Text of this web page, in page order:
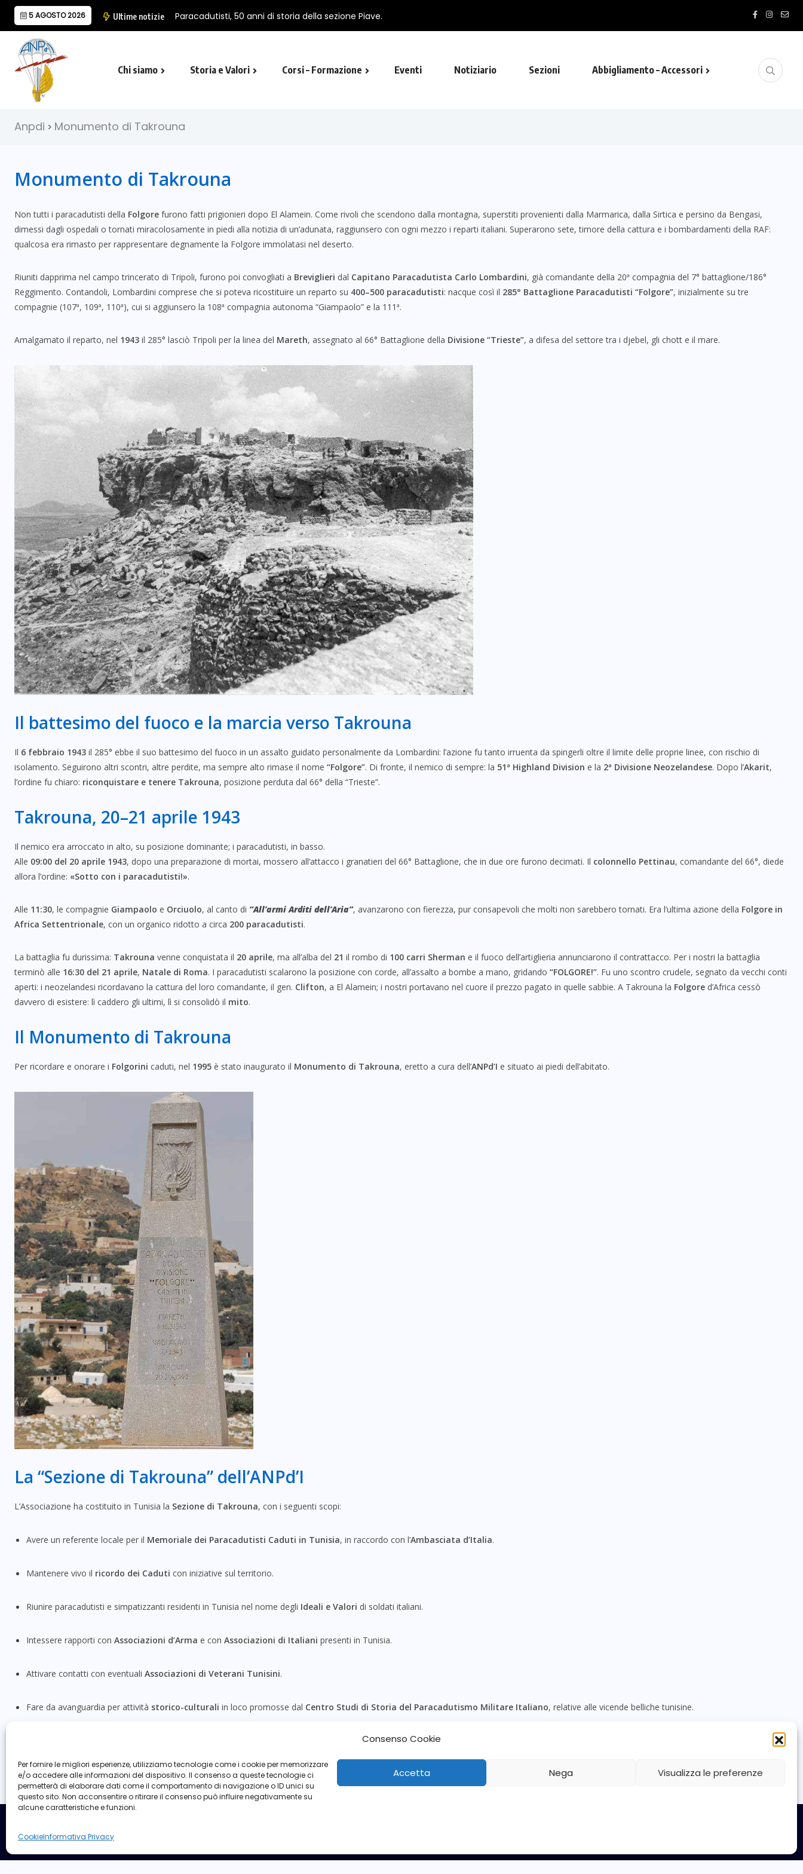
Consenso Cookie
Per fornire le migliori esperienze, utilizziamo tecnologie come i cookie per memorizzare
e/o accedere alle informazioni del dispositivo. Il consenso a queste tecnologie ci
permetterà di elaborare dati come il comportamento di navigazione o ID unici su
questo sito. Non acconsentire o ritirare il consenso può influire negativamente su
alcune caratteristiche e funzioni.
Accetta Nega Visualizza le preferenze
CookieInformativa Privacy
5 AGOSTO 2026 Ultime notizie
Paracadutisti, 50 anni di storia della sezione Piave.
Chi siamo Storia e Valori Corsi – Formazione Eventi Notiziario Sezioni Abbigliamento – Accessori
Anpdi > Monumento di Takrouna
Monumento di Takrouna
Non tutti i paracadutisti della Folgore furono fatti prigionieri dopo El Alamein. Come rivoli che scendono dalla montagna, superstiti provenienti dalla Marmarica, dalla Sirtica e persino da Bengasi,
dimessi dagli ospedali o tornati miracolosamente in piedi alla notizia di un’adunata, raggiunsero con ogni mezzo i reparti italiani. Superarono sete, timore della cattura e i bombardamenti della RAF:
qualcosa era rimasto per rappresentare degnamente la Folgore immolatasi nel deserto.
Riuniti dapprima nel campo trincerato di Tripoli, furono poi convogliati a Breviglieri dal Capitano Paracadutista Carlo Lombardini, già comandante della 20ª compagnia del 7° battaglione/186°
Reggimento. Contandoli, Lombardini comprese che si poteva ricostituire un reparto su 400–500 paracadutisti: nacque così il 285° Battaglione Paracadutisti “Folgore”, inizialmente su tre
compagnie (107ª, 109ª, 110ª), cui si aggiunsero la 108ª compagnia autonoma “Giampaolo” e la 111ª.
Amalgamato il reparto, nel 1943 il 285° lasciò Tripoli per la linea del Mareth, assegnato al 66° Battaglione della Divisione “Trieste”, a difesa del settore tra i djebel, gli chott e il mare.
Il battesimo del fuoco e la marcia verso Takrouna
Il 6 febbraio 1943 il 285° ebbe il suo battesimo del fuoco in un assalto guidato personalmente da Lombardini: l’azione fu tanto irruenta da spingerli oltre il limite delle proprie linee, con rischio di
isolamento. Seguirono altri scontri, altre perdite, ma sempre alto rimase il nome “Folgore”. Di fronte, il nemico di sempre: la 51ª Highland Division e la 2ª Divisione Neozelandese. Dopo l’Akarit,
l’ordine fu chiaro: riconquistare e tenere Takrouna, posizione perduta dal 66° della “Trieste”.
Takrouna, 20–21 aprile 1943
Il nemico era arroccato in alto, su posizione dominante; i paracadutisti, in basso.
Alle 09:00 del 20 aprile 1943, dopo una preparazione di mortai, mossero all’attacco i granatieri del 66° Battaglione, che in due ore furono decimati. Il colonnello Pettinau, comandante del 66°, diede
allora l’ordine: «Sotto con i paracadutisti!».
Alle 11:30, le compagnie Giampaolo e Orciuolo, al canto di “All’armi Arditi dell’Aria”, avanzarono con fierezza, pur consapevoli che molti non sarebbero tornati. Era l’ultima azione della Folgore in
Africa Settentrionale, con un organico ridotto a circa 200 paracadutisti.
La battaglia fu durissima: Takrouna venne conquistata il 20 aprile, ma all’alba del 21 il rombo di 100 carri Sherman e il fuoco dell’artiglieria annunciarono il contrattacco. Per i nostri la battaglia
terminò alle 16:30 del 21 aprile, Natale di Roma. I paracadutisti scalarono la posizione con corde, all’assalto a bombe a mano, gridando “FOLGORE!”. Fu uno scontro crudele, segnato da vecchi conti
aperti: i neozelandesi ricordavano la cattura del loro comandante, il gen. Clifton, a El Alamein; i nostri portavano nel cuore il prezzo pagato in quelle sabbie. A Takrouna la Folgore d’Africa cessò
davvero di esistere: lì caddero gli ultimi, lì si consolidò il mito.
Il Monumento di Takrouna
Per ricordare e onorare i Folgorini caduti, nel 1995 è stato inaugurato il Monumento di Takrouna, eretto a cura dell’ANPd’I e situato ai piedi dell’abitato.
La “Sezione di Takrouna” dell’ANPd’I
L’Associazione ha costituito in Tunisia la Sezione di Takrouna, con i seguenti scopi:
Avere un referente locale per il Memoriale dei Paracadutisti Caduti in Tunisia, in raccordo con l’Ambasciata d’Italia.
Mantenere vivo il ricordo dei Caduti con iniziative sul territorio.
Riunire paracadutisti e simpatizzanti residenti in Tunisia nel nome degli Ideali e Valori di soldati italiani.
Intessere rapporti con Associazioni d’Arma e con Associazioni di Italiani presenti in Tunisia.
Attivare contatti con eventuali Associazioni di Veterani Tunisini.
Fare da avanguardia per attività storico-culturali in loco promosse dal Centro Studi di Storia del Paracadutismo Militare Italiano, relative alle vicende belliche tunisine.
Luogotenente inc. par. (ris.) Giovanni MAIO
Informativa Privacy